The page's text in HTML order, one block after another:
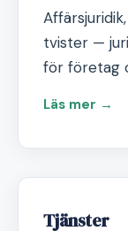
tvister —
för företag
Läs mer →
Tjänster